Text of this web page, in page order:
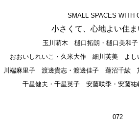
SMALL SPACES WITH
小さくて、心地よい住ま
玉川萌木 樋口拓朗・樋口美和
おおいしれいこ・久米大作 細川芙美 よ
川端麻里子 渡邊貴志・渡邊佳子 蓮沼千紘
千星健夫・千星英子 安藤咲季・安藤
072